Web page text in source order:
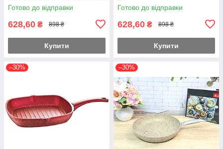
Готово до відправки
628,60 ₴ 898 ₴
Купити
Готово до відправки
628,60 ₴ 898 ₴
Купити
–30% –30%